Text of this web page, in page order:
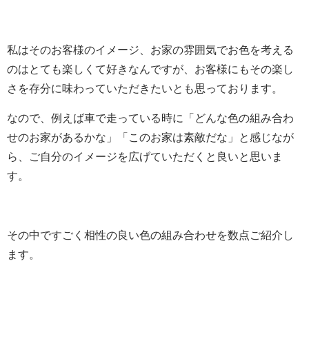
私はそのお客様のイメージ、お家の雰囲気でお色を考える
のはとても楽しくて好きなんですが、お客様にもその楽し
さを存分に味わっていただきたいとも思っております。
なので、例えば車で走っている時に「どんな色の組み合わ
せのお家があるかな」「このお家は素敵だな」と感じなが
ら、ご自分のイメージを広げていただくと良いと思いま
す。
その中ですごく相性の良い色の組み合わせを数点ご紹介し
ます。